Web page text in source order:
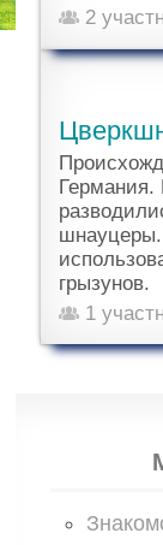
2
Германия.
грызунов.
1